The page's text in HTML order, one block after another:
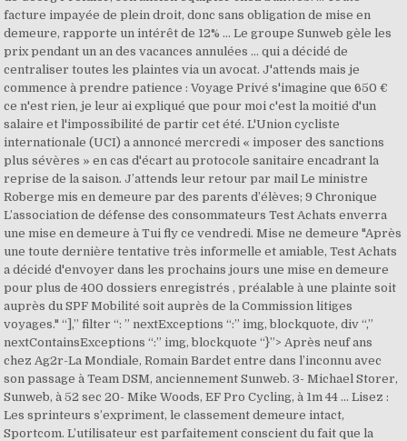
facture impayée de plein droit, donc sans obligation de mise en
demeure, rapporte un intérêt de 12% … Le groupe Sunweb gèle les
prix pendant un an des vacances annulées ... qui a décidé de
centraliser toutes les plaintes via un avocat. J'attends mais je
commence à prendre patience : Voyage Privé s'imagine que 650 €
ce n'est rien, je leur ai expliqué que pour moi c'est la moitié d'un
salaire et l'impossibilité de partir cet été. L'Union cycliste
internationale (UCI) a annoncé mercredi « imposer des sanctions
plus sévères » en cas d'écart au protocole sanitaire encadrant la
reprise de la saison. J’attends leur retour par mail Le ministre
Roberge mis en demeure par des parents d’élèves; 9 Chronique
L’association de défense des consommateurs Test Achats enverra
une mise en demeure à Tui fly ce vendredi. Mise ne demeure "Après
une toute dernière tentative très informelle et amiable, Test Achats
a décidé d'envoyer dans les prochains jours une mise en demeure
pour plus de 400 dossiers enregistrés , préalable à une plainte soit
auprès du SPF Mobilité soit auprès de la Commission litiges
voyages." “],” filter “: ” nextExceptions “:” img, blockquote, div “,”
nextContainsExceptions “:” img, blockquote “}”> Après neuf ans
chez Ag2r-La Mondiale, Romain Bardet entre dans l’inconnu avec
son passage à Team DSM, anciennement Sunweb. 3- Michael Storer,
Sunweb, à 52 sec 20- Mike Woods, EF Pro Cycling, à 1m 44 ... Lisez :
Les sprinteurs s’expriment, le classement demeure intact,
Sportcom. L’utilisateur est parfaitement conscient du fait que la